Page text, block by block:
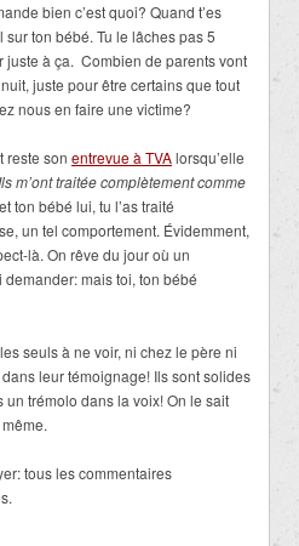
bien c’est quoi? Quand t’es
sur ton bébé. Tu le lâches pas 5
juste à ça. Combien de parents vont
juste pour être certains que tout
nous en faire une victime?
reste son entrevue à TVAlorsqu’elle
Ils m’ont traitée complètement comme
ton bébé lui, tu l’as traité
un tel comportement. Évidemment,
là. On rêve du jour où un
mais toi, ton bébé
seuls à ne voir, ni chez le père ni
leur témoignage! Ils sont solides
trémolo dans la voix! On le sait
tous les commentaires